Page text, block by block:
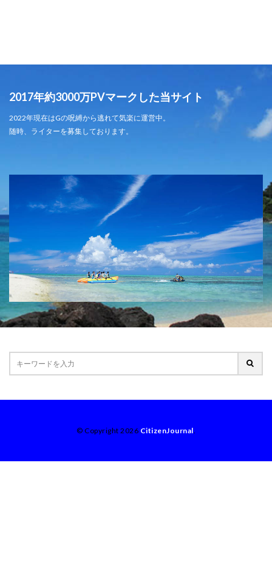
2017年約3000万PVマークした当サイト
2022年現在はGの呪縛から逃れて気楽に運営中。
随時、ライターを募集しております。
© Copyright 2026 CitizenJournal